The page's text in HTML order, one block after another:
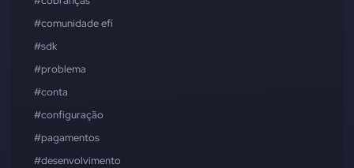
#comunidade efí
#sdk
#problema
#conta
#configuração
#pagamentos
#desenvolvimento